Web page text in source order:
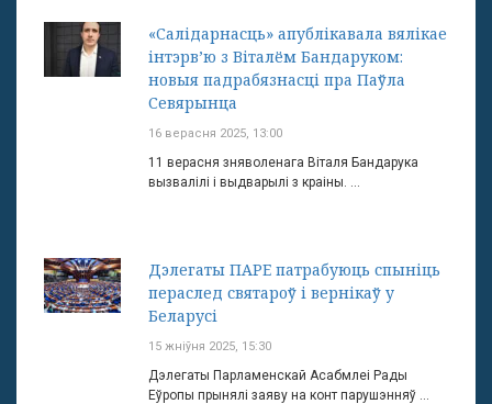
«Салідарнасць» апублікавала вялікае
інтэрв’ю з Віталём Бандаруком:
новыя падрабязнасці пра Паўла
Севярынца
16 верасня 2025, 13:00
11 верасня зняволенага Віталя Бандарука
вызвалілі і выдварылі з краіны. ...
Дэлегаты ПАРЕ патрабуюць спыніць
пераслед святароў і вернікаў у
Беларусі
15 жніўня 2025, 15:30
Дэлегаты Парламенскай Асабмлеі Рады
Еўропы прынялі заяву на конт парушэнняў ...